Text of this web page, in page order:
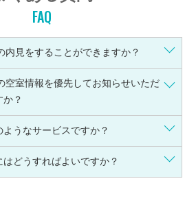
FAQ
内見をすることができますか？
空室情報を優先してお知らせいただ
か？
うなサービスですか？
どうすればよいですか？